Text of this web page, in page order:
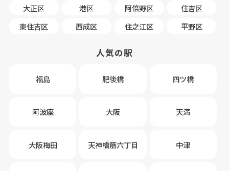
大正区
港区 阿倍野区
住吉区
東住吉区
西成区 住之江区 平野区
人気の駅
福島 肥後橋 四ツ橋
阿波座 大阪 天満
大阪梅田 天神橋筋六丁目 中津